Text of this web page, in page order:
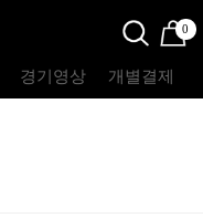
0
경기영상 개별결제